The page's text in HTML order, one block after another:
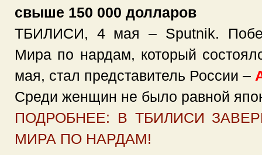
свыше 150 000 долларов
ТБИЛИСИ, 4 мая – Sputnik.
Мира по нардам, который
мая, стал представитель России –
Среди женщин не было равной
ПОДРОБНЕЕ: В ТБИЛИСИ
МИРА ПО НАРДАМ!